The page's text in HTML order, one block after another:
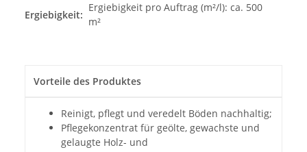
Ergiebigkeit:
Ergiebigkeit pro Auftrag (m²/l): ca. 500
m²
Vorteile des Produktes
Reinigt, pflegt und veredelt Böden nachhaltig;
Pflegekonzentrat für geölte, gewachste und
gelaugte Holz- und